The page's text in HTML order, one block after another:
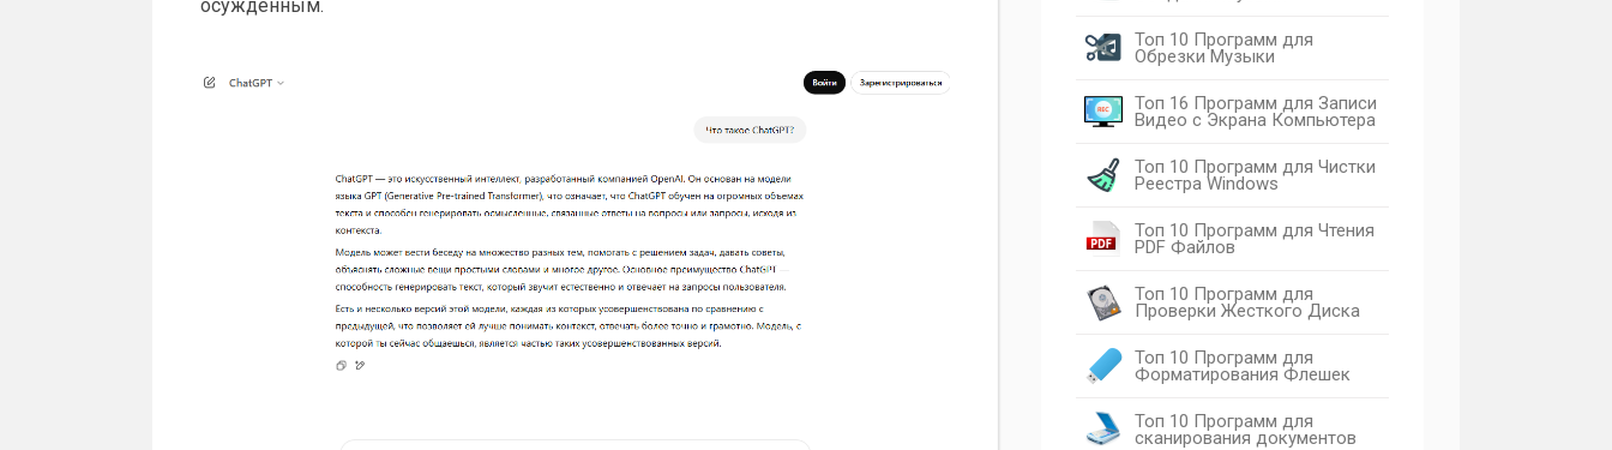
осуждённым.
Топ 10 Программ для
Обрезки Музыки
Топ 16 Программ для Записи
Видео с Экрана Компьютера
Топ 10 Программ для Чистки
Реестра Windows
Топ 10 Программ для Чтения
PDF Файлов
Топ 10 Программ для
Проверки Жесткого Диска
Топ 10 Программ для
Форматирования Флешек
Топ 10 Программ для
сканирования документов